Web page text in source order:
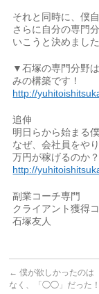
それと同時に、僕
さらに自分の専門
いこうと決めました
▼石塚の専門分野
みの構築です！
http://
追伸
明日らから始まる
なぜ、会社員をや
万円が稼げるのか？
http://
副業コーチ専門
クライアント獲得
石塚友人
← 僕が欲しかったのは
なく、「◯◯」だった！